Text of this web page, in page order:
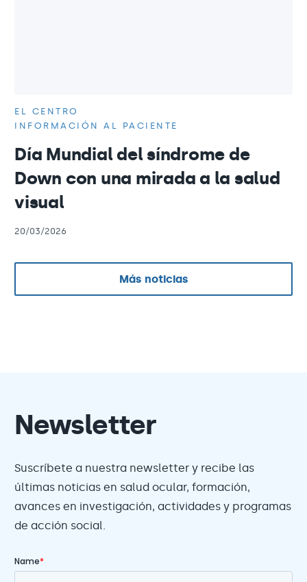
EL CENTRO
INFORMACIÓN AL PACIENTE
Día Mundial del síndrome de
Down con una mirada a la salud
visual
20/03/2026
Más noticias
Newsletter
Suscríbete a nuestra newsletter y recibe las
últimas noticias en salud ocular, formación,
avances en investigación, actividades y programas
de acción social.